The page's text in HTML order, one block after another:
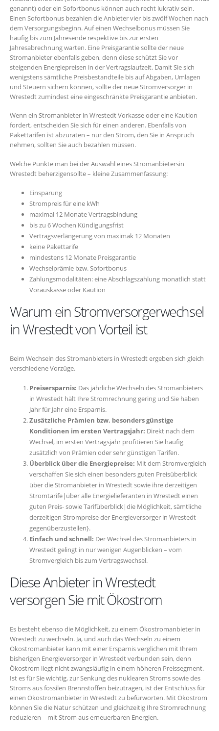
genannt) oder ein Sofortbonus können auch recht lukrativ sein.
Einen Sofortbonus bezahlen die Anbieter vier bis zwölf Wochen nach
dem Versorgungsbeginn. Auf einen Wechselbonus müssen Sie
häufig bis zum Jahresende respektive bis zur ersten
Jahresabrechnung warten. Eine Preisgarantie sollte der neue
Stromanbieter ebenfalls geben, denn diese schützt Sie vor
steigenden Energiepreisen in der Vertragslaufzeit. Damit Sie sich
wenigstens sämtliche Preisbestandteile bis auf Abgaben, Umlagen
und Steuern sichern können, sollte der neue Stromversorger in
Wrestedt zumindest eine eingeschränkte Preisgarantie anbieten.
Wenn ein Stromanbieter in Wrestedt Vorkasse oder eine Kaution
fordert, entscheiden Sie sich für einen anderen. Ebenfalls von
Pakettarifen ist abzuraten – nur den Strom, den Sie in Anspruch
nehmen, sollten Sie auch bezahlen müssen.
Welche Punkte man bei der Auswahl eines Stromanbietersin
Wrestedt beherzigensollte – kleine Zusammenfassung:
Einsparung
Strompreis für eine kWh
maximal 12 Monate Vertragsbindung
bis zu 6 Wochen Kündigungsfrist
Vertragsverlängerung von maximak 12 Monaten
keine Pakettarife
mindestens 12 Monate Preisgarantie
Wechselprämie bzw. Sofortbonus
Zahlungsmodalitäten: eine Abschlagszahlung monatlich statt
Vorauskasse oder Kaution
Warum ein Stromversorgerwechsel
in Wrestedt von Vorteil ist
Beim Wechseln des Stromanbieters in Wrestedt ergeben sich gleich
verschiedene Vorzüge.
Preisersparnis: Das jährliche Wechseln des Stromanbieters
in Wrestedt hält Ihre Stromrechnung gering und Sie haben
Jahr für Jahr eine Ersparnis.
Zusätzliche Prämien bzw. besonders günstige
Konditionen im ersten Vertragsjahr: Direkt nach dem
Wechsel, im ersten Vertragsjahr profitieren Sie häufig
zusätzlich von Prämien oder sehr günstigen Tarifen.
Überblick über die Energiepreise: Mit dem Stromvergleich
verschaffen Sie sich einen besonders guten Preisüberblick
über die Stromanbieter in Wrestedt sowie ihre derzeitigen
Stromtarife|über alle Energielieferanten in Wrestedt einen
guten Preis- sowie Tarifüberblick|die Möglichkeit, sämtliche
derzeitigen Strompreise der Energieversorger in Wrestedt
gegenüberzustellen}.
Einfach und schnell: Der Wechsel des Stromanbieters in
Wrestedt gelingt in nur wenigen Augenblicken – vom
Stromvergleich bis zum Vertragswechsel.
Diese Anbieter in Wrestedt
versorgen Sie mit Ökostrom
Es besteht ebenso die Möglichkeit, zu einem Ökostromanbieter in
Wrestedt zu wechseln. Ja, und auch das Wechseln zu einem
Ökostromanbieter kann mit einer Ersparnis verglichen mit Ihrem
bisherigen Energieversorger in Wrestedt verbunden sein, denn
Ökostrom liegt nicht zwangsläufig in einem höheren Preissegment.
Ist es für Sie wichtig, zur Senkung des nuklearen Stroms sowie des
Stroms aus fossilen Brennstoffen beizutragen, ist der Entschluss für
einen Ökostromanbieter in Wrestedt zu befürworten. Mit Ökostrom
können Sie die Natur schützen und gleichzeitig Ihre Stromrechnung
reduzieren – mit Strom aus erneuerbaren Energien.